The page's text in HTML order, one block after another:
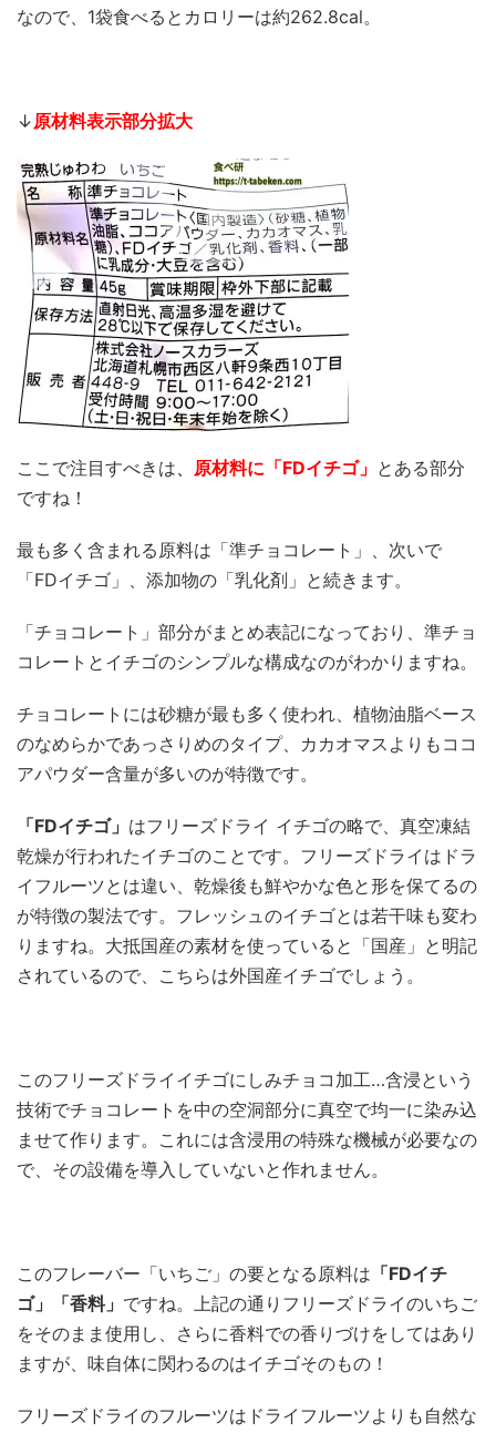
なので、1袋食べるとカロリーは約262.8cal。
↓原材料表示部分拡大
ここで注目すべきは、 原材料に「FDイチゴ」 とある部分
ですね！
最も多く含まれる原料は「準チョコレート」、次いで
「FDイチゴ」、添加物の「乳化剤」と続きます。
「チョコレート」部分がまとめ表記になっており、準チョ
コレートとイチゴのシンプルな構成なのがわかりますね。
チョコレートには砂糖が最も多く使われ、植物油脂ベース
のなめらかであっさりめのタイプ、カカオマスよりもココ
アパウダー含量が多いのが特徴です。
「FDイチゴ」 はフリーズドライ イチゴの略で、真空凍結
乾燥が行われたイチゴのことです。フリーズドライはドラ
イフルーツとは違い、乾燥後も鮮やかな色と形を保てるの
が特徴の製法です。フレッシュのイチゴとは若干味も変わ
りますね。大抵国産の素材を使っていると「国産」と明記
されているので、こちらは外国産イチゴでしょう。
このフリーズドライイチゴにしみチョコ加工…含浸という
技術でチョコレートを中の空洞部分に真空で均一に染み込
ませて作ります。これには含浸用の特殊な機械が必要なの
で、その設備を導入していないと作れません。
このフレーバー「いちご」の要となる原料は 「FDイチ
ゴ」「香料」 ですね。上記の通りフリーズドライのいちご
をそのまま使用し、さらに香料での香りづけをしてはあり
ますが、味自体に関わるのはイチゴそのもの！
フリーズドライのフルーツはドライフルーツよりも自然な